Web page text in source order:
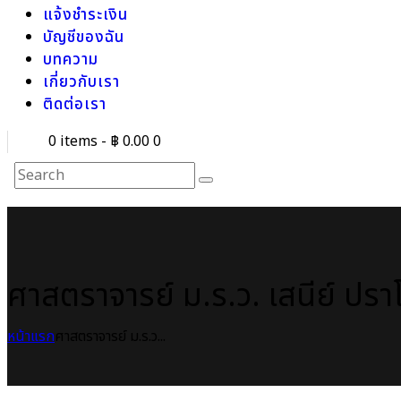
แจ้งชำระเงิน
บัญชีของฉัน
บทความ
เกี่ยวกับเรา
ติดต่อเรา
0 items - ฿ 0.000
หน้าแรก